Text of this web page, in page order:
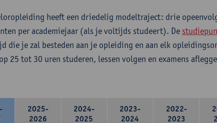
heeft een driedelig modeltraject: drie
per academiejaar (als je voltijds studeert). De
die je zal besteden aan je opleiding en aan elk
25 tot 30 uren studeren, lessen volgen en examens
2025-
2026
2024-
2025
2023-
2024
2022-
2023